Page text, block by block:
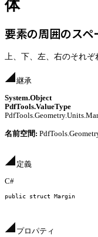
体
要素の周囲のスペ
上、下、左、右のそれ
継承
System.Object
PdfTools.ValueType
名前空間:
定義
C#
public struct Margin
プロパティ